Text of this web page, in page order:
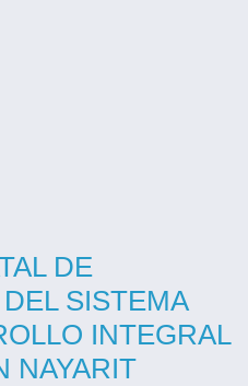
DE
SISTEMA
INTEGRAL
NAYARIT